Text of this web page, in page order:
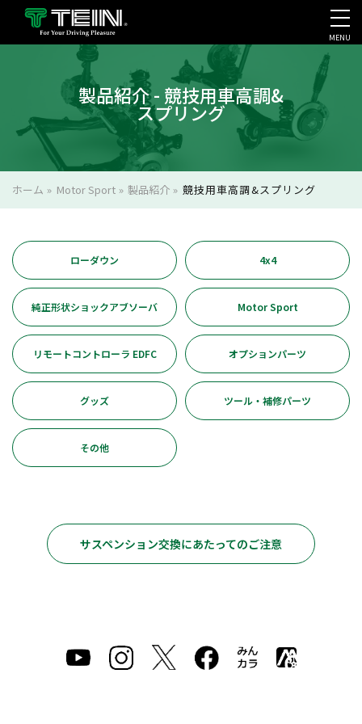
会社案内・採用・IR
MENU
製品紹介 - 競技用車高調&
スプリング
ホーム » Motor Sport»製品紹介 » 競技用車高調&スプリング
ローダウン 4x4
純正形状ショックアブソーバ Motor Sport
リモートコントローラ EDFC オプションパーツ
グッズ ツール・補修パーツ
その他
サスペンション交換にあたってのご注意